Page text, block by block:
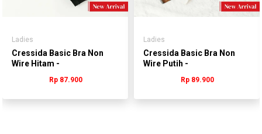
Ladies
Cressida Basic Bra Non
Wire Hitam -
Rp 87.900
Ladies
Cressida Basic Bra Non
Wire Putih -
Rp 89.900